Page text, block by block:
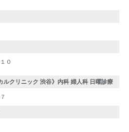
０
ルクリニック 渋谷》内科 婦人科 日曜診療